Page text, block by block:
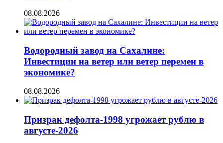
08.08.2026
Водородный завод на Сахалине:
Инвестиции на ветер или ветер перемен в
экономике?
08.08.2026
Призрак дефолта-1998 угрожает рублю в
августе-2026